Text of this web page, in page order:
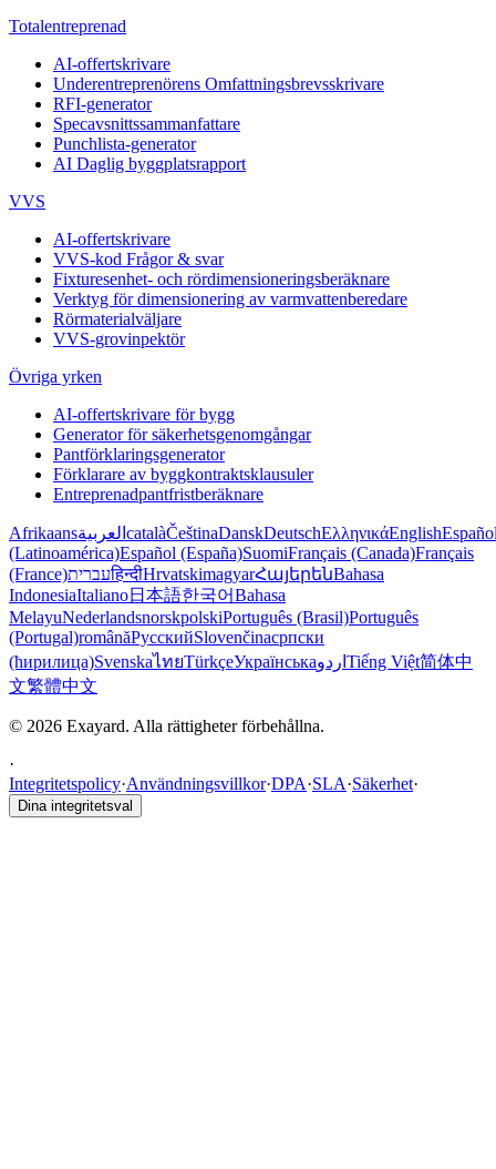
Totalentreprenad
AI-offertskrivare
Underentreprenörens Omfattningsbrevsskrivare
RFI-generator
Specavsnittssammanfattare
Punchlista-generator
AI Daglig byggplatsrapport
VVS
AI-offertskrivare
VVS-kod Frågor & svar
Fixturesenhet- och rördimensioneringsberäknare
Verktyg för dimensionering av varmvattenberedare
Rörmaterialväljare
VVS-grovinpektör
Övriga yrken
AI-offertskrivare för bygg
Generator för säkerhetsgenomgångar
Pantförklaringsgenerator
Förklarare av byggkontraktsklausuler
Entreprenadpantfristberäknare
Afrikaansالعربية catalàČeštinaDanskDeutschΕλληνικάEnglish
(Latinoamérica)Español (España)SuomiFrançais (Canada)Français
(France)עבריתहिन्दीHrvatskimagyarՀայերենBahasa
IndonesiaItaliano日本語한국어Bahasa
MelayuNederlandsnorskpolskiPortuguês (Brasil)Português
(Portugal)românăРусскийSlovenčinaсрпски
(ћирилица)SvenskaไทยTürkçeУкраїнськаاردو Tiếng Việt简体中
文繁體中文
© 2026 Exayard. Alla rättigheter förbehållna.
·
Integritetspolicy·Användningsvillkor·DPA·SLA·Säkerhet·
Dina integritetsval